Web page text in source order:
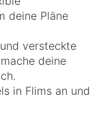
deine Pläne
versteckte
deine
in Flims an und